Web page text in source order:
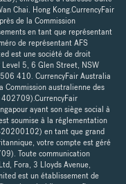
Chai. Hong Kong.CurrencyFair
de la Commission
en tant que représentant
de représentant AFS
est une société de droit
5, 6 Glen Street, NSW
410. CurrencyFair Australia
Commission australienne des
402709).CurrencyFair
ayant son siège social à
soumise à la réglementation
en tant que grand
votre compte est géré
Toute communication
Fora, 3 Lloyds Avenue,
est un établissement de